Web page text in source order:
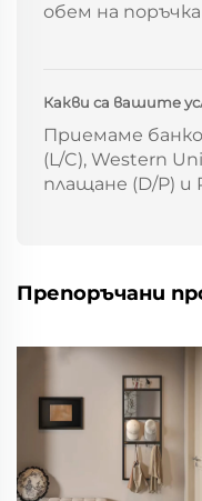
обем на поръчка
Какви са вашите
Приемаме
(L/C), Western
плащане (D/P) и
Препоръчани